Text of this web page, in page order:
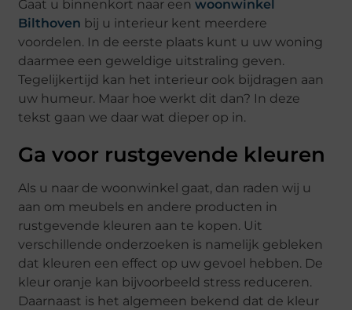
Gaat u binnenkort naar eenwoonwinkel
Bilthoven bij u interieur kent meerdere
voordelen. In de eerste plaats kunt u uw woning
daarmee een geweldige uitstraling geven.
Tegelijkertijd kan het interieur ook bijdragen aan
uw humeur. Maar hoe werkt dit dan? In deze
tekst gaan we daar wat dieper op in.
Ga voor rustgevende kleuren
Als u naar de woonwinkel gaat, dan raden wij u
aan om meubels en andere producten in
rustgevende kleuren aan te kopen. Uit
verschillende onderzoeken is namelijk gebleken
dat kleuren een effect op uw gevoel hebben. De
kleur oranje kan bijvoorbeeld stress reduceren.
Daarnaast is het algemeen bekend dat de kleur